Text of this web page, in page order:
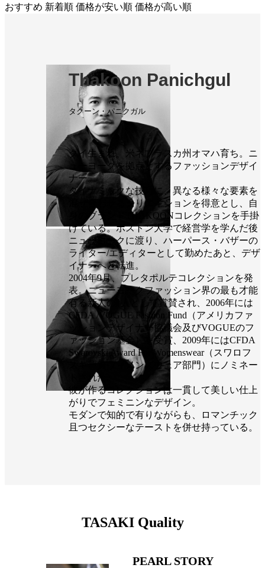
おすすめ 新着順 価格が安い順 価格が高い順
Thakoon Panichgul
タクーン・パニクガル
タイ生まれ、米ネブラスカ州オマハ育ち。ニ
ューヨークを拠点とするファッションデザイ
ナー。
ダイナミックな技巧に、異なる様々な要素を
混ぜ合わせるクリエイションを得意とし、自
身のブランドTHAKOONコレクションを手掛
けている。ボストン大学で経営学を学んだ後
ニューヨークに渡り、ハーパース・バザーの
ライター/エディターとして勤めたあと、デザ
イナーへと転進。
2004年9月、プレタポルテコレクションを発
表。ニューヨークファッション界の最も才能
有る新人の1人として賞賛され、2006年には
CFDA /VOGUE Fashion Fund（アメリカファ
ッションデザイナー協議会及びVOGUEのフ
ァッション基金）を受賞、2009年にはCFDA
Swarovski Award For Womenswear（スワロフ
スキー賞ウィメンズウェア部門）にノミネー
トされた。
彼が作るコレクションは一貫して美しい仕上
がりでフェミニンなデザイン。
モダンで知的で有りながらも、ロマンチック
且つセクシーなテーストを併せ持っている。
TASAKI Quality
PEARL STORY